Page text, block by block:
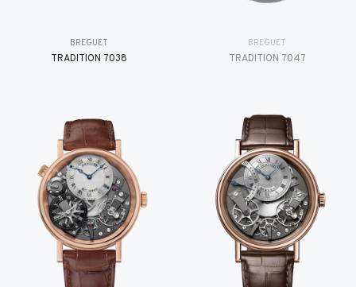
BREGUET
TRADITION 7038
BREGUET
TRADITION 7047